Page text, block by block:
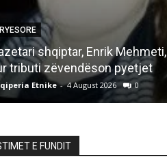
shqiptar, Enrik Mehmeti,
tributi zëvendëson pyetjet
Etnike - 4 August 2026 0
E FUNDIT